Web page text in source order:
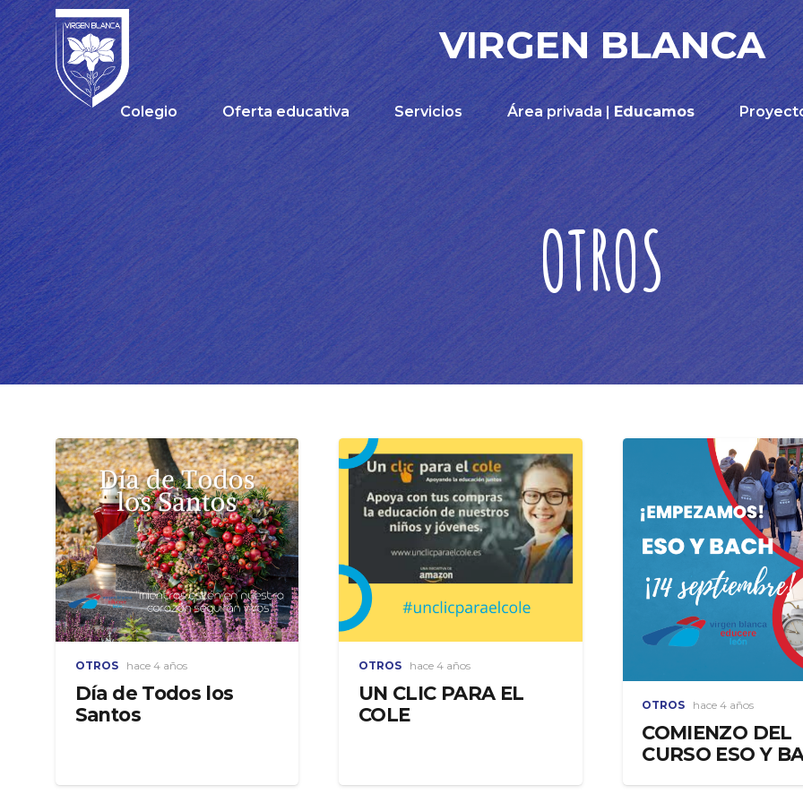
VIRGEN BLANCA
Colegio Oferta educativa Servicios Área privada |Educamos
OTROS
OTROS hace 4 años
Día de Todos los
Santos
OTROS hace 4 años
UN CLIC PARA EL
COLE
OTROS hace 4 años
COMIENZO DEL
CURSO ESO Y